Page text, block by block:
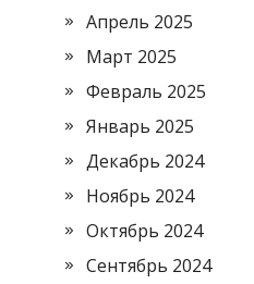
Апрель 2025
Март 2025
Февраль 2025
Январь 2025
Декабрь 2024
Ноябрь 2024
Октябрь 2024
Сентябрь 2024